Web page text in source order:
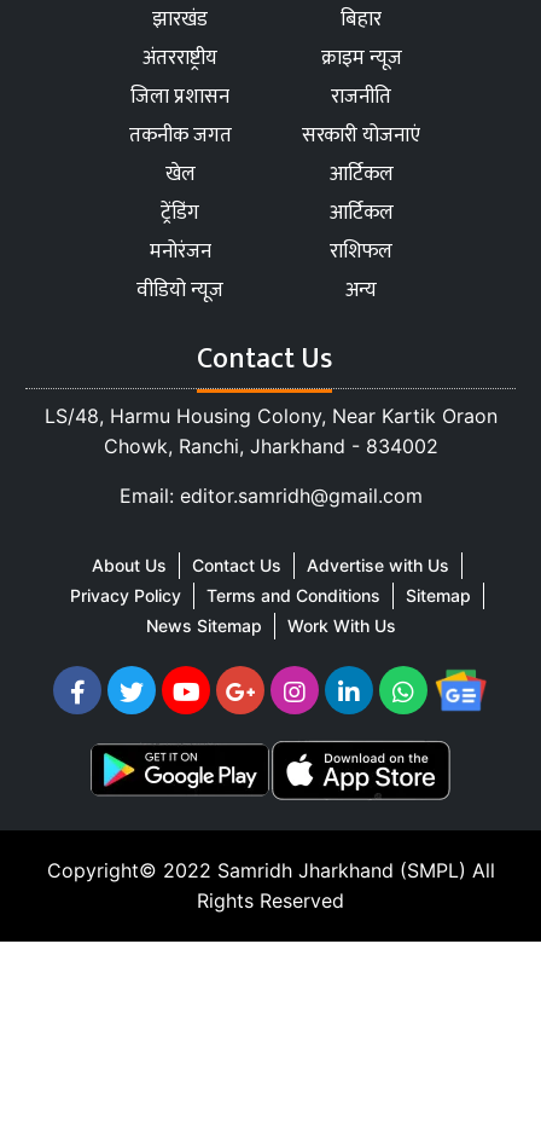
झारखंड
बिहार
अंतरराष्ट्रीय
क्राइम न्यूज
जिला प्रशासन
राजनीति
तकनीक जगत
सरकारी योजनाएं
खेल
आर्टिकल
ट्रेंडिंग
आर्टिकल
मनोरंजन
राशिफल
वीडियो न्यूज
अन्य
Contact Us
LS/48, Harmu Housing Colony, Near Kartik Oraon
Chowk, Ranchi, Jharkhand - 834002
Email: editor.samridh@gmail.com
About Us Contact Us
Advertise with Us
Privacy Policy
Terms and Conditions
Sitemap
News Sitemap
Work With Us
Copyright© 2022 Samridh Jharkhand (SMPL) All
Rights Reserved